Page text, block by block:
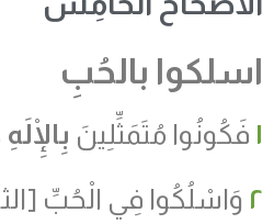
اسلكوا بالحُبِ
١ فَكُونُوا مُتَمَثِّلِينَ بِالْإِلَهِ
٢ وَاسْلُكُوا فِي الْحُبِّ